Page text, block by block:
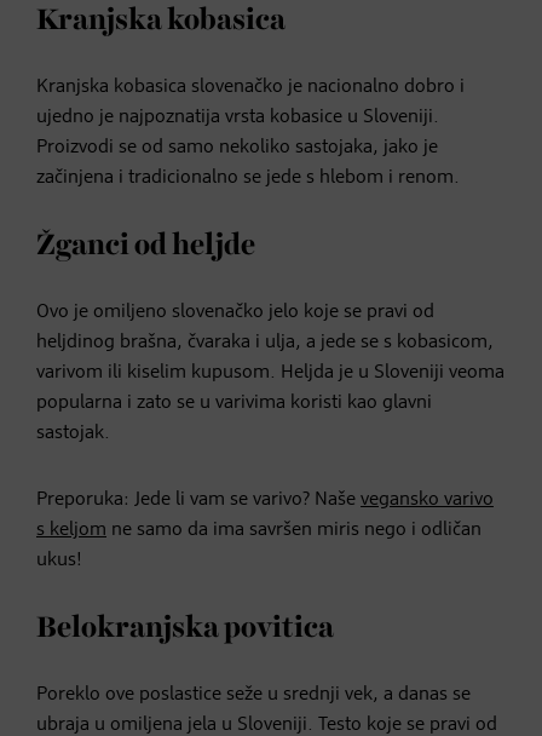
Kranjska kobasica
Kranjska kobasica slovenačko je nacionalno dobro i
ujedno je najpoznatija vrsta kobasice u Sloveniji.
Proizvodi se od samo nekoliko sastojaka, jako je
začinjena i tradicionalno se jede s hlebom i renom.
Žganci od heljde
Ovo je omiljeno slovenačko jelo koje se pravi od
heljdinog brašna, čvaraka i ulja, a jede se s kobasicom,
varivom ili kiselim kupusom. Heljda je u Sloveniji veoma
popularna i zato se u varivima koristi kao glavni
sastojak.
Preporuka: Jede li vam se varivo? Naše vegansko varivo
s keljom ne samo da ima savršen miris nego i odličan
ukus!
Belokranjska povitica
Poreklo ove poslastice seže u srednji vek, a danas se
ubraja u omiljena jela u Sloveniji. Testo koje se pravi od